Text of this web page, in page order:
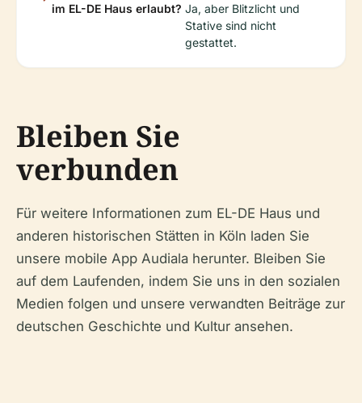
im EL-DE Haus erlaubt? Ja, aber Blitzlicht und
Stative sind nicht
gestattet.
Bleiben Sie
verbunden
Für weitere Informationen zum EL-DE Haus und
anderen historischen Stätten in Köln laden Sie
unsere mobile App Audiala herunter. Bleiben Sie
auf dem Laufenden, indem Sie uns in den sozialen
Medien folgen und unsere verwandten Beiträge zur
deutschen Geschichte und Kultur ansehen.